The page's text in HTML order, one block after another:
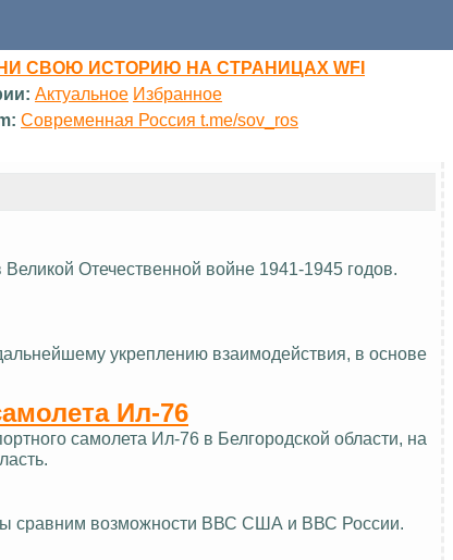
СВОЮ ИСТОРИЮ НА СТРАНИЦАХ WFI
Актуальное Избранное
Современная Россия t.me/sov_ros
Отечественной войне 1941-1945 годов.
укреплению взаимодействия, в основе
Ил-76
самолета Ил-76 в Белгородской области, на
сравним возможности ВВС США и ВВС России.